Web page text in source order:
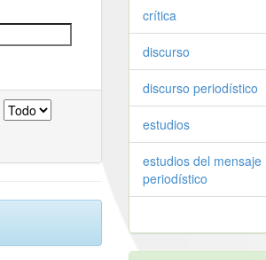
crítica
discurso
discurso periodístico
estudios
estudios del mensaje
periodístico